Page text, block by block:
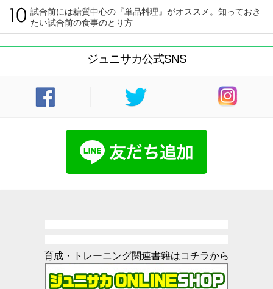
試合前には糖質中心の『単品料理』がオススメ。知っておき
たい試合前の食事のとり方
ジュニサカ公式SNS
育成・トレーニング関連書籍はコチラから